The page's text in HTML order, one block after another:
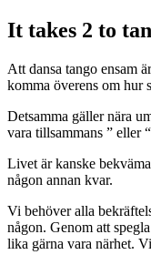
It takes 2 to
Att dansa tango ensam
komma överens om hur
Detsamma gäller nära
vara tillsammans ” eller
Livet är kanske
någon annan kvar.
Vi behöver alla
någon. Genom att
lika gärna vara närhet.